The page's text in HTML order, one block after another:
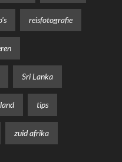
reisfotografie
Sri Lanka
tips
zuid afrika